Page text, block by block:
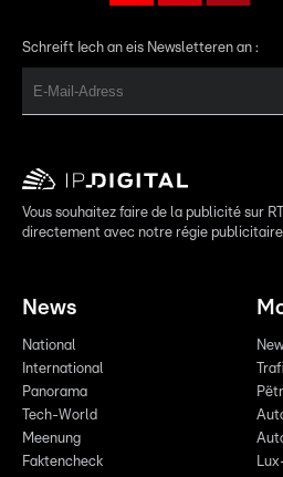
Schreift Iech an eis Newsletteren an :
Vous souhaitez faire de la publicité sur
directement avec notre régie
News
National
International
Panorama
Tech-World
Meenung
Faktencheck